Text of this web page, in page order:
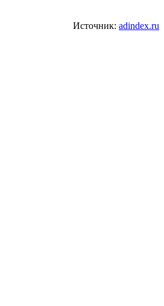
Источник: adindex.ru